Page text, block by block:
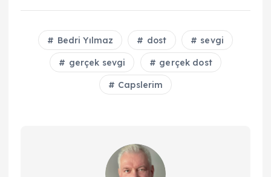
Bedri Yılmaz dost sevgi
gerçek sevgi gerçek dost
Capslerim